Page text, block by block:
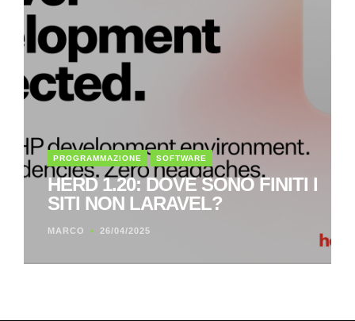
PROGRAMMAZIONE SOFTWARE
HERD 1.20: DOVE SONO FINITI I
SITI NON LARAVEL?
MARCO 26/04/2025